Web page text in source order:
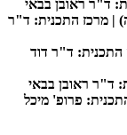
ד"ר ראובן בבאי
| מרכז התכנית: ד"ר
ד"ר דוד
ד"ר ראובן בבאי
פרופ' מיכל